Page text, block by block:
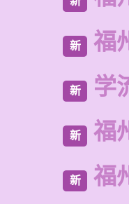
新 福
新 学
新 福
新 福